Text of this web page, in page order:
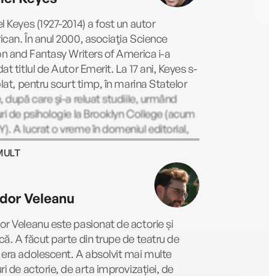
Keyes (1927-2014) a fost un autor
În anul 2000, asociaţia Science
and Fantasy Writers of America i-a
titlul de Autor Emerit. La 17 ani, Keyes s-
pentru scurt timp, în marina Statelor
după care şi-a reluat studiile, urmând
de psihologie la Brooklyn College (acum
A lucrat o vreme în domeniul editorial,
fost coproprietarul unui studio pentru
de modă, pentru ca, în cele din urmă,
engleza în mai multe şcoli din New
În paralel cu activitatea de profesor, a
cursuri serale la Brooklyn College,
un masterat în literatură engleză şi
Veleanu
Veleanu este pasionat de actorie și
A făcut parte din trupe de teatru de
adolescent. A absolvit mai multe
de actorie, de arta improvizației, de